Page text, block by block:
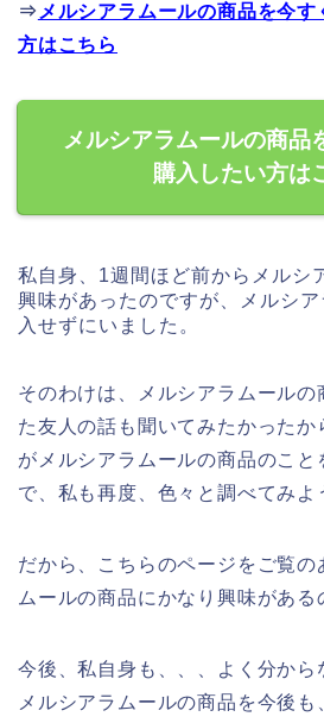
⇒ メルシアラムールの商品を今
方はこちら
メルシアラムールの商品
購入したい方は
私自身、1週間ほど前からメルシ
興味があったのですが、メルシ
入せずにいました。
そのわけは、メルシアラムールの
た友人の話も聞いてみたかったか
がメルシアラムールの商品のこと
で、私も再度、色々と調べてみよ
だから、こちらのページをご覧の
ムールの商品にかなり興味がある
今後、私自身も、、、よく分から
メルシアラムールの商品を今後も